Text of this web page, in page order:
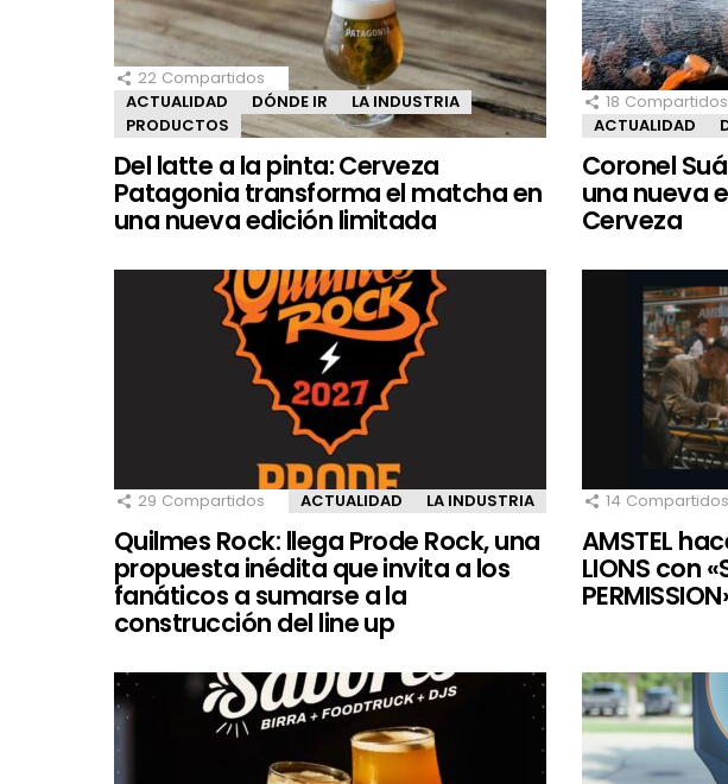
22 Compartidos
ACTUALIDAD
DÓNDE IR
LA INDUSTRIA
PRODUCTOS
Del latte a la pinta: Cerveza
Patagonia transforma el matcha en
una nueva edición limitada
18 Compartidos
ACTUALIDAD
Coronel
una nueva
Cerveza
29 Compartidos ACTUALIDAD LA INDUSTRIA
Quilmes Rock: llega Prode Rock, una
propuesta inédita que invita a los
fanáticos a sumarse a la
construcción del line up
14 Compartidos
AMSTEL
LIONS con